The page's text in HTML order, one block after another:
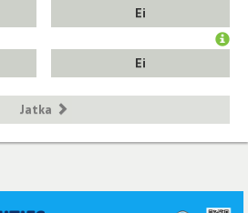
Ei
Ei
Jatka